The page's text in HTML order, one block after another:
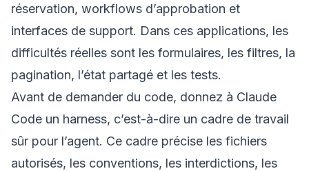
réservation, workflows d’approbation et
interfaces de support. Dans ces applications, les
difficultés réelles sont les formulaires, les filtres, la
pagination, l’état partagé et les tests.
Avant de demander du code, donnez à Claude
Code un harness, c’est-à-dire un cadre de travail
sûr pour l’agent. Ce cadre précise les fichiers
autorisés, les conventions, les interdictions, les